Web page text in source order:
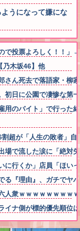
うになって嫌にな
で投票よろしく！！
乃木坂46】他
さん死去で落語家・
初日に公園で凄惨な
用のバイト」で行った
超が「人生の敗者」自
場で流した涙に「絶対
に行くか」店員「ほ
る『理由』、ガチでヤ
人衆ｗｗｗｗｗｗｗｗ
イナ側が標的優先順位